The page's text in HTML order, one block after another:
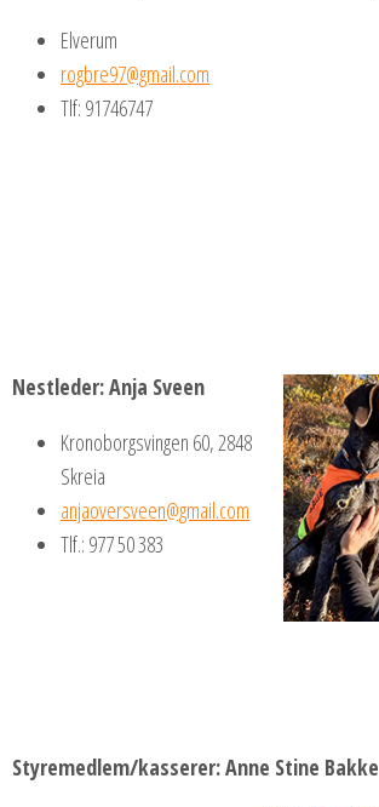
Elverum
rogbre97@gmail.com
Tlf: 91746747
Nestleder:Anja Sveen
Kronoborgsvingen 60, 2848
Skreia
anjaoversveen@gmail.com
Tlf.: 977 50 383
Styremedlem/kasserer: Anne Stine Bakke